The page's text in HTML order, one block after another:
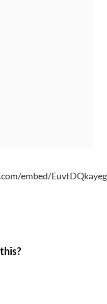
embed/